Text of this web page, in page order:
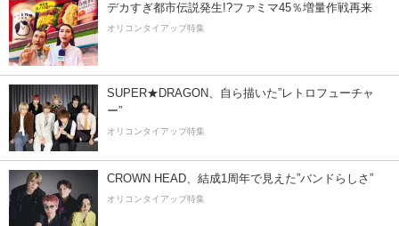
デカすぎ都市伝説発生!?ファミマ45％増量作戦再来
オリコンタイアップ特集
SUPER★DRAGON、自ら描いた”レトロフューチャ
ー”
オリコンタイアップ特集
CROWN HEAD、結成1周年で見えた”バンドらしさ”
オリコンタイアップ特集